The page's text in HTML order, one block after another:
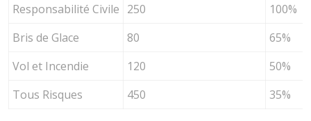
Responsabilité Civile 250
100%
Bris de Glace
80
65%
Vol et Incendie
120
50%
Tous Risques
450 35%